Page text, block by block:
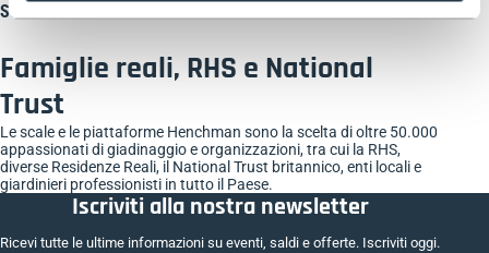
Scelti da
Famiglie reali, RHS e National
Trust
Le scale e le piattaforme Henchman sono la scelta di oltre 50.000
appassionati di giadinaggio e organizzazioni, tra cui la RHS,
diverse Residenze Reali, il National Trust britannico, enti locali e
giardinieri professionisti in tutto il Paese.
Iscriviti alla nostra newsletter
Ricevi tutte le ultime informazioni su eventi, saldi e offerte. Iscriviti oggi.